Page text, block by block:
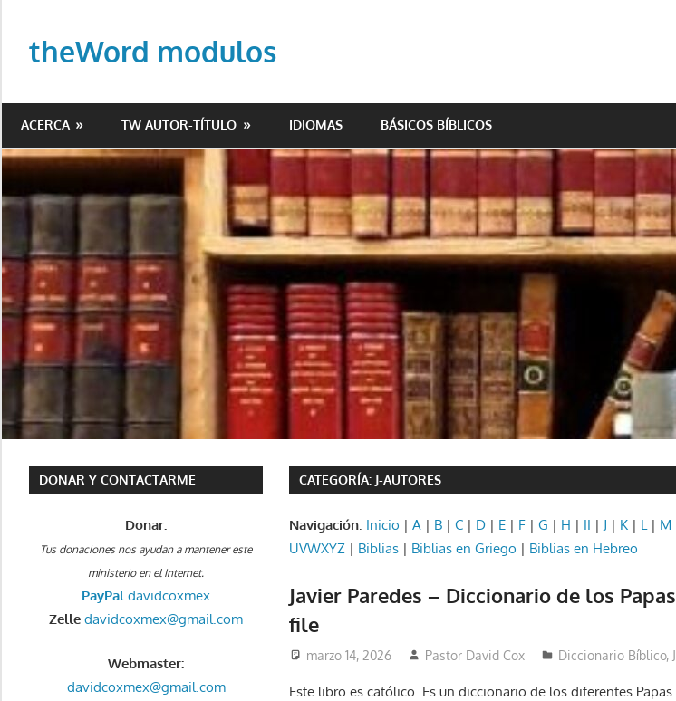
contenido
theWord modulos
modulos
para
ACERCA TW AUTOR-TÍTULO IDIOMAS BÁSICOS BÍBLICOS
CATEGORÍA: J-AUTORES
Navigación: Inicio |A | B |C | D | E | F |G | H | II | J | K | L| M
UVWXYZ | Biblias | Biblias en Griego | Biblias en Hebreo
Javier Paredes – Diccionario de los
file
marzo 14, 2026 Pastor David Cox Diccionario Bíblico,
Este libro es católico. Es un diccionario de los diferentes Papas
DONAR Y CONTACTARME
Donar:
Tus donaciones nos ayudan a mantener este
ministerio en el Internet.
PayPaldavidcoxmex
Zelle davidcoxmex@gmail.com
Webmaster:
davidcoxmex@gmail.com